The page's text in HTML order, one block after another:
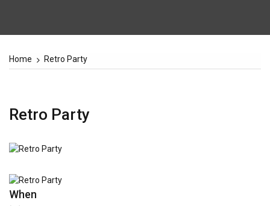
Home Retro Party
Retro Party
When